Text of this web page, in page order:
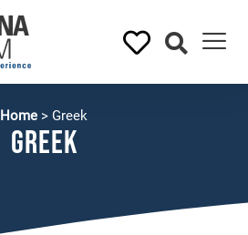
Home > Greek
Greek